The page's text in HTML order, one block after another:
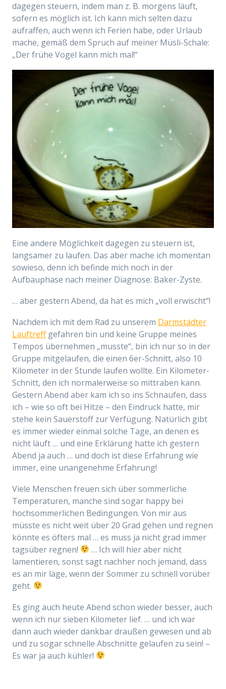
dagegen steuern, indem man z. B. morgens läuft,
sofern es möglich ist. Ich kann mich selten dazu
aufraffen, auch wenn ich Ferien habe, oder Urlaub
mache, gemäß dem Spruch auf meiner Müsli-Schale:
„Der frühe Vogel kann mich mal!“
Eine andere Möglichkeit dagegen zu steuern ist,
langsamer zu laufen. Das aber mache ich momentan
sowieso, denn ich befinde mich noch in der
Aufbauphase nach meiner Diagnose: Baker-Zyste.
… aber gestern Abend, da hat es mich „voll erwischt“!
Nachdem ich mit dem Rad zu unserem Darmstädter
Lauftreffgefahren bin und keine Gruppe meines
Tempos übernehmen „musste“, bin ich nur so in der
Gruppe mitgelaufen, die einen 6er-Schnitt, also 10
Kilometer in der Stunde laufen wollte. Ein Kilometer-
Schnitt, den ich normalerweise so mittraben kann.
Gestern Abend aber kam ich so ins Schnaufen, dass
ich – wie so oft bei Hitze – den Eindruck hatte, mir
stehe kein Sauerstoff zur Verfügung. Natürlich gibt
es immer wieder einmal solche Tage, an denen es
nicht läuft … und eine Erklärung hatte ich gestern
Abend ja auch … und doch ist diese Erfahrung wie
immer, eine unangenehme Erfahrung!
Viele Menschen freuen sich über sommerliche
Temperaturen, manche sind sogar happy bei
hochsommerlichen Bedingungen. Von mir aus
müsste es nicht weit über 20 Grad gehen und regnen
könnte es öfters mal … es muss ja nicht grad immer
tagsüber regnen!
… Ich will hier aber nicht
lamentieren, sonst sagt nachher noch jemand, dass
es an mir läge, wenn der Sommer zu schnell vorüber
geht.
Es ging auch heute Abend schon wieder besser, auch
wenn ich nur sieben Kilometer lief. … und ich war
dann auch wieder dankbar draußen gewesen und ab
und zu sogar schnelle Abschnitte gelaufen zu sein! –
Es war ja auch kühler!